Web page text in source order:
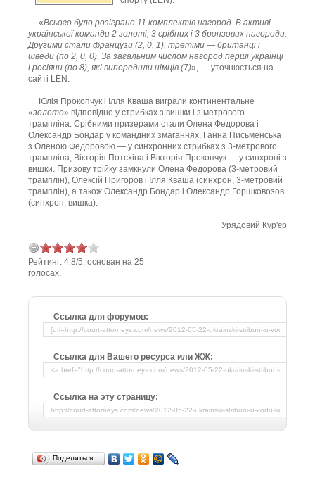
«Всього було розіграно 11 комплектів нагород. В активі
українськоїкоманди 2 золоті, 3 срібних і 3 бронзових нагороди.
Другими стали французи (2, 0, 1), третіми — британці і
шведи (по 2, 0, 0). За загальним числом нагород перші українці
і росіяни (по 8), які випередили німців (7)», — уточнюється на
сайті LEN.
Юлія Прокопчук і Ілля Кваша виграли континентальне
«золото» відповідно у стрибках з вишки і з метрового
трампліна. Срібними призерами стали Олена Федорова і
Олександр Бондар у командних змаганнях, Ганна Письменська
з Оленою Федоровою — у синхронних стрибках з 3-метрового
трампліна, Вікторія Потєхіна і Вікторія Прокопчук — у синхроні з
вишки. Призову трійку замкнули Олена Федорова (3-метровий
трамплін), Олексій Пригоров і Ілля Кваша (синхрон, 3-метровий
трамплін), а також Олександр Бондар і Олександр Горшковозов
(синхрон, вишка).
Урядовий Кур'єр
Рейтинг: 4.8/5, основан на 25
голосах.
Ссылка для форумов:
Ссылка для Вашего ресурса или ЖЖ:
Ссылка на эту страницу:
Поделиться…